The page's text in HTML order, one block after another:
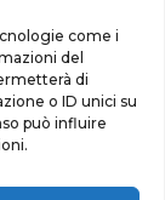
come i
del
di
o ID unici su
può influire